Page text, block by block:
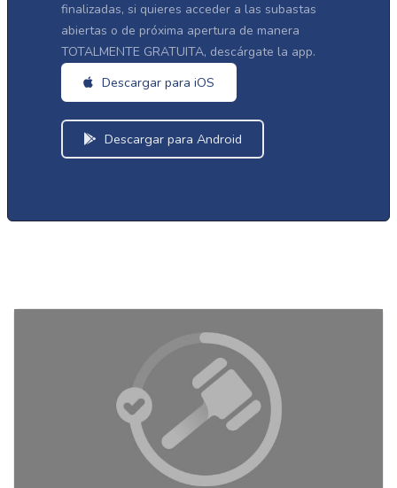
finalizadas, si quieres acceder a las subastas
abiertas o de próxima apertura de manera
TOTALMENTE GRATUITA, descárgate la app.
Descargar para iOS
Descargar para Android